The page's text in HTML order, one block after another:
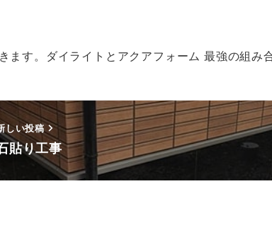
す。ダイライトとアクアフォーム 最強の組み
しい投稿
貼り工事